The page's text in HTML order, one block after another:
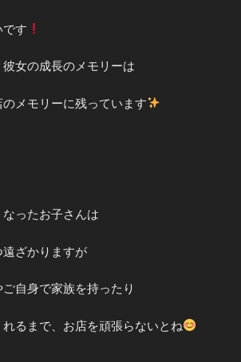
です
女の成長のメモリーは
メモリーに残っています
ったお子さんは
ざかりますが
自身で家族を持ったり
れるまで、お店を頑張らないとね